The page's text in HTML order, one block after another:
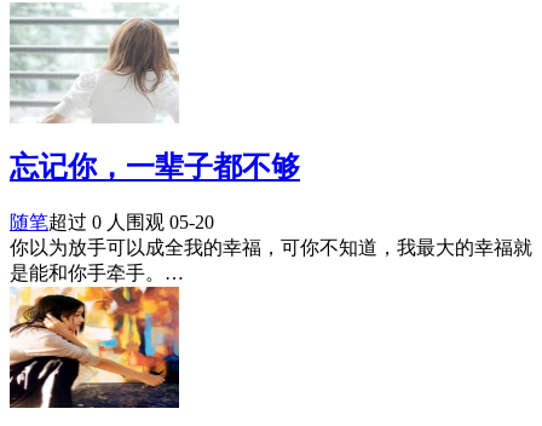
忘记你，一辈子都不够
随笔超过 0 人围观 05-20
你以为放手可以成全我的幸福，可你不知道，我最大的幸福就
是能和你手牵手。…